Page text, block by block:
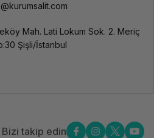
Mah. Lati Lokum Sok. 2. Meriç
Şişli/İstanbul
Bizi takip edin